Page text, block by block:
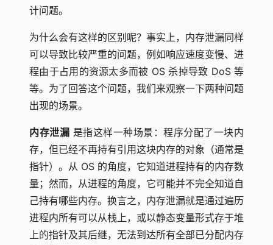
计问题。
为什么会有这样的区别呢？事实上，内存泄漏同样
可以导致比较严重的问题，例如响应速度变慢、进
程由于占用的资源太多而被 OS 杀掉导致 DoS 等
等。为了回答这个问题，我们来观察一下两种问题
出现的场景。
内存泄漏 是指这样一种场景：程序分配了一块内
存，但已经不再持有引用这块内存的对象（通常是
指针）。从 OS 的角度，它知道进程持有的内存数
量；然而，从进程的角度，它可能并不完全知道自
己持有哪些内存。换言之，内存泄漏就是通过遍历
进程内所有可以从栈上，或以静态变量形式存于堆
上的指针及其后继，无法到达所有全部已分配内存